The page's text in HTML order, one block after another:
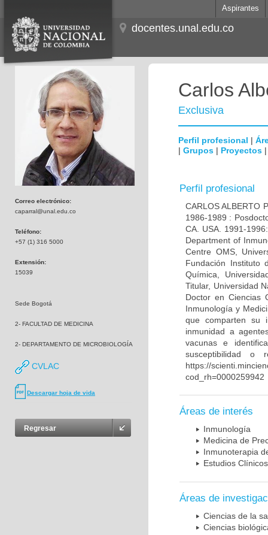
Aspirantes
docentes.unal.edu.co
Correo electrónico:
caparral@unal.edu.co
Teléfono:
+57 (1) 316 5000
Extensión:
15039
Sede Bogotá
2- FACULTAD DE MEDICINA
2- DEPARTAMENTO DE MICROBIOLOGÍA
CVLAC
Descargar hoja de vida
Regresar
Carlos
Exclusiva
Perfil profesional |
| Grupos | Proyectos
Perfil profesional
CARLOS ALBERTO
1986-1989 :
CA. USA. 1991-
Department of
Centre OMS,
Fundación Instituto
Química,
Titular, Universidad
Doctor en Ciencias
Inmunología y
que comparten su
inmunidad a
vacunas e
susceptibilidad o
https://
cod_rh=0000259942
Áreas de interés
Inmunología
Medicina de
Inmunoterapia
Estudios Clínicos
Áreas de
Ciencias de la
Ciencias